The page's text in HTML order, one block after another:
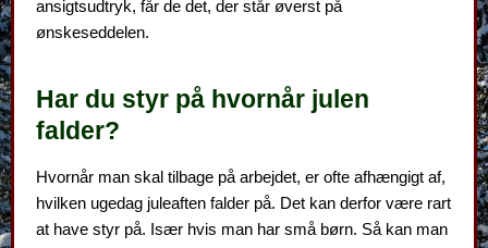
ansigtsudtryk, får de det, der står øverst på
ønskeseddelen.
Har du styr på hvornår julen
falder?
Hvornår man skal tilbage på arbejdet, er ofte afhængigt af,
hvilken ugedag juleaften falder på. Det kan derfor være rart
at have styr på. Især hvis man har små børn. Så kan man